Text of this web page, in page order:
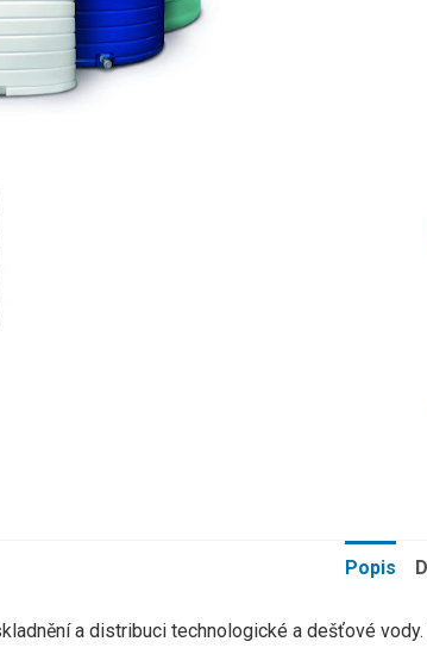
Popis
a distribuci technologické a dešťové vody.